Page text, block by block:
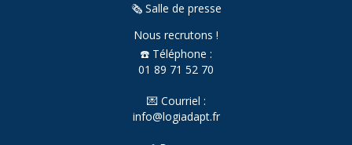
🗞️ Salle de presse
Nous recrutons !
☎️ Téléphone :
01 89 71 52 70
💌 Courriel :
info@logiadapt.fr